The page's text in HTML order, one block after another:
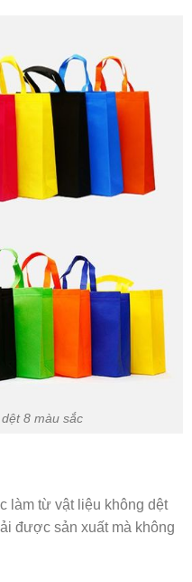
8 màu sắc
làm từ vật liệu không dệt
được sản xuất mà không